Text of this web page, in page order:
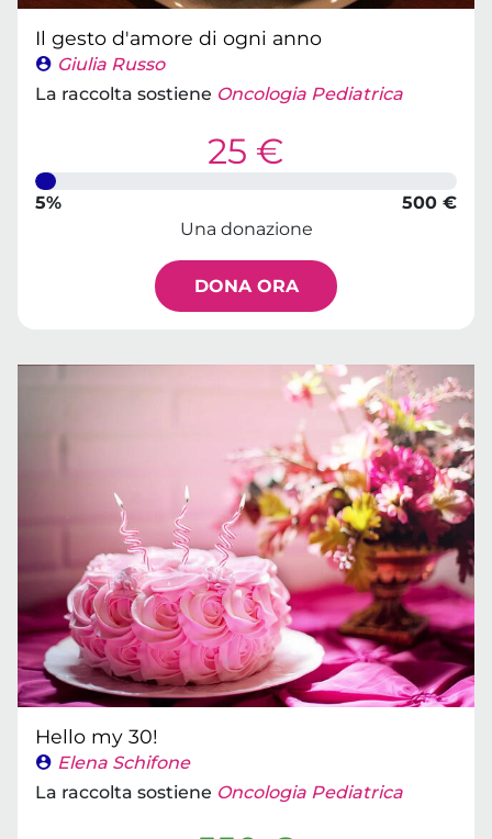
Il gesto d'amore di ogni anno
Giulia Russo
La raccolta sostiene Oncologia Pediatrica
25 €
5%
500 €
Una donazione
DONA ORA
Hello my 30!
Elena Schifone
La raccolta sostiene Oncologia Pediatrica